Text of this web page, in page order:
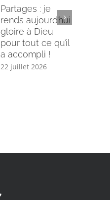
Partages : je
rends aujourd’hui
gloire à Dieu
pour tout ce qu’il
a accompli !
22 juillet 2026